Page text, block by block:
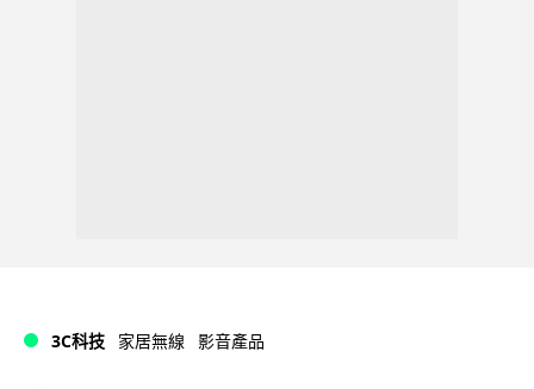
3C科技 家居無線 影音產品